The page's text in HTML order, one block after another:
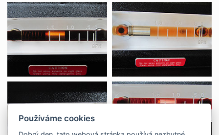
Používáme cookies